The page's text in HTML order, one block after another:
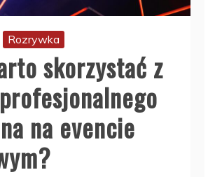
Rozrywka
skorzystać z
na evencie